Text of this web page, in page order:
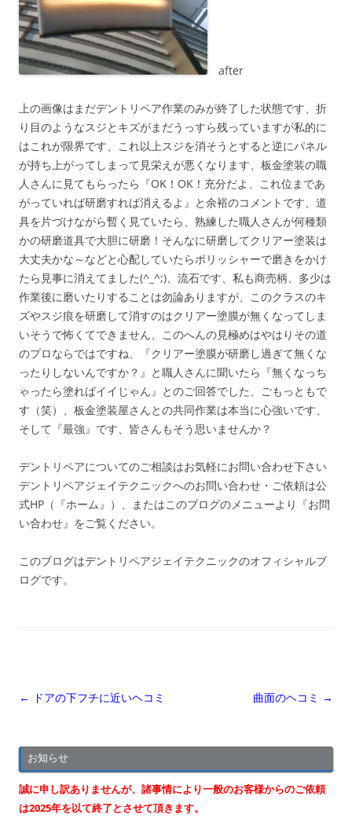
after
上の画像はまだデントリペア作業のみが終了した状態です、折
り目のようなスジとキズがまだうっすら残っていますが私的に
はこれが限界です、これ以上スジを消そうとすると逆にパネル
が持ち上がってしまって見栄えが悪くなります、板金塗装の職
人さんに見てもらったら『OK！OK！充分だよ、これ位まであ
がっていれば研磨すれば消えるよ』と余裕のコメントです、道
具を片づけながら暫く見ていたら、熟練した職人さんが何種類
かの研磨道具で大胆に研磨！そんなに研磨してクリアー塗装は
大丈夫かな～などと心配していたらポリッシャーで磨きをかけ
たら見事に消えてました(^_^;)、流石です、私も商売柄、多少は
作業後に磨いたりすることは勿論ありますが、このクラスのキ
ズやスジ痕を研磨して消すのはクリアー塗膜が無くなってしま
いそうで怖くてできません、このへんの見極めはやはりその道
のプロならではですね、『クリアー塗膜が研磨し過ぎて無くな
ったりしないんですか？』と職人さんに聞いたら『無くなっち
ゃったら塗ればイイじゃん』とのご回答でした、ごもっともで
す（笑）、板金塗装屋さんとの共同作業は本当に心強いです、
そして『最強』です、皆さんもそう思いませんか？
デントリペアについてのご相談はお気軽にお問い合わせ下さい
デントリペアジェイテクニックへのお問い合わせ・ご依頼は公
式HP（『ホーム』）、またはこのブログのメニューより『お問
い合わせ』をご覧ください。
このブログはデントリペアジェイテクニックのオフィシャルブ
ログです。
投
ビ
ゲ
ー
← ドアの下フチに近いヘコミ 曲面のヘコミ →
お知らせ
誠に申し訳ありませんが、諸事情により一般のお客様からのご依頼
は2025年を以て終了とさせて頂きます。